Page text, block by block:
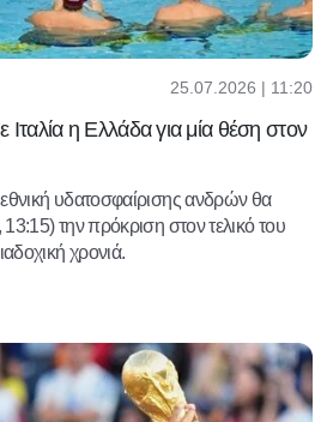
25.07.2026 | 11:20
η Ελλάδα για μία θέση στον
εθνική υδατοσφαίρισης ανδρών θα
την πρόκριση στον τελικό του
χρονιά.